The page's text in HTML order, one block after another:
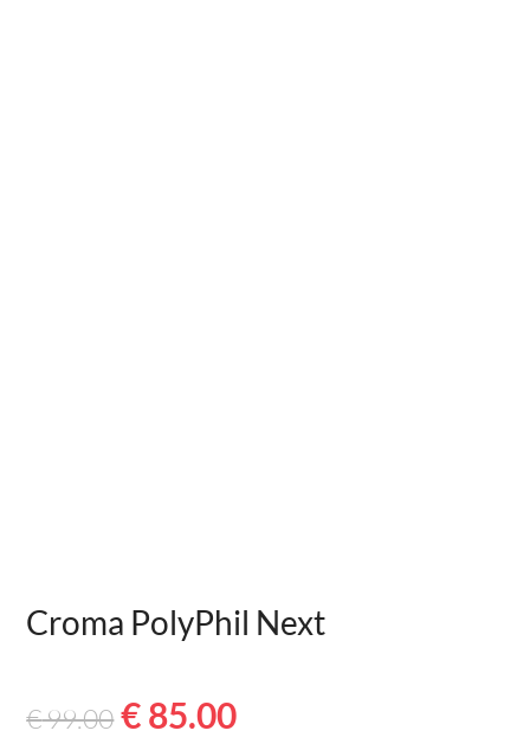
Croma PolyPhil Next
€99.00 El
€85.00El